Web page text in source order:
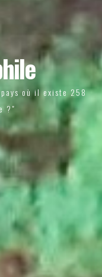
pays où il existe 258
?"